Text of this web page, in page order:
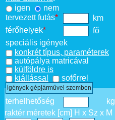
igen
nem
tervezett futás*
km
férőhelyek*
fő
speciális igények
konkrét típus, paraméterek
autópálya matricával
külföldre is
kiállással
sofőrrel
igények gépjárművel szemben
terhelhetőség
kg
raktér méretek [cm] H x Sz x M